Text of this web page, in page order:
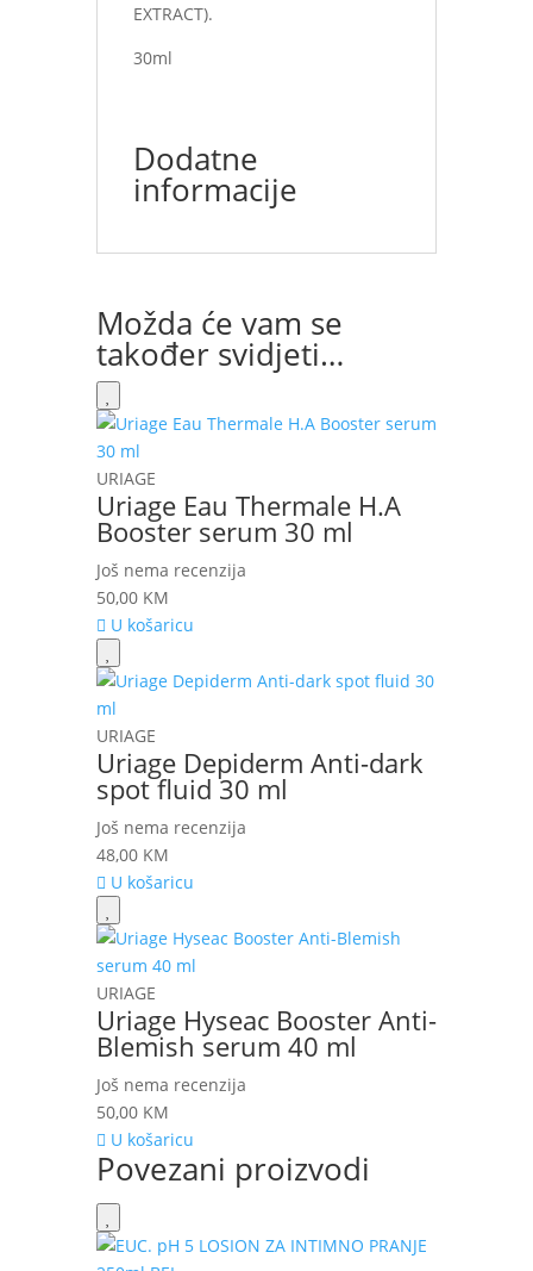
EXTRACT).
30ml
Dodatne
informacije
Možda će vam se
također svidjeti…
URIAGE
Uriage Eau Thermale H.A
Booster serum 30 ml
Još nema recenzija
50,00 KM
U košaricu
URIAGE
Uriage Depiderm Anti-dark
spot fluid 30 ml
Još nema recenzija
48,00 KM
U košaricu
URIAGE
Uriage Hyseac Booster Anti-
Blemish serum 40 ml
Još nema recenzija
50,00 KM
U košaricu
Povezani proizvodi